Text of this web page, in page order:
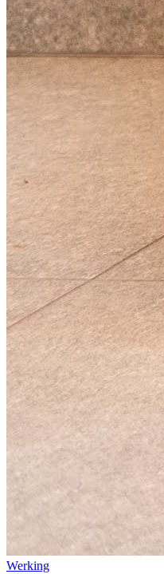
Werking